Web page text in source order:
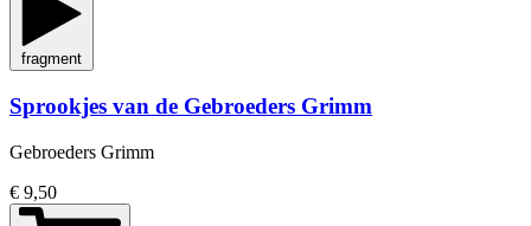
fragment
Sprookjes van de Gebroeders Grimm
Gebroeders Grimm
€ 9,50